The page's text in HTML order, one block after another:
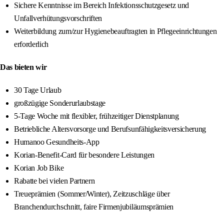
Sichere Kenntnisse im Bereich Infektionsschutzgesetz und
Unfallverhütungsvorschriften
Weiterbildung zum/zur Hygienebeauftragten in Pflegeeinrichtungen
erforderlich
Das bieten wir
30 Tage Urlaub
großzügige Sonderurlaubstage
5-Tage Woche mit flexibler, frühzeitiger Dienstplanung
Betriebliche Altersvorsorge und Berufsunfähigkeitsversicherung
Humanoo Gesundheits-App
Korian-Benefit-Card für besondere Leistungen
Korian Job Bike
Rabatte bei vielen Partnern
Treueprämien (Sommer/Winter), Zeitzuschläge über
Branchendurchschnitt, faire Firmenjubiläumsprämien